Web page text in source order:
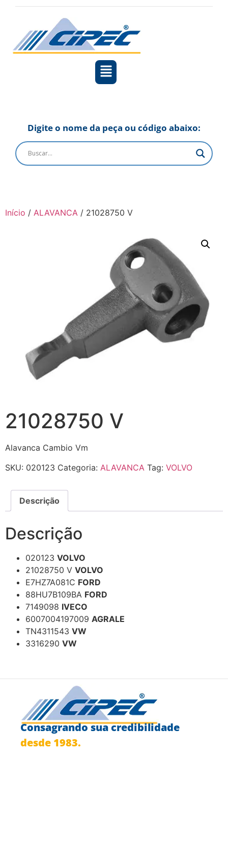
Digite o nome da peça ou código abaixo:
Início / ALAVANCA / 21028750 V
21028750 V
Alavanca Cambio Vm
SKU: 020123 Categoria: ALAVANCA Tag: VOLVO
Descrição
Descrição
020123 VOLVO
21028750 V VOLVO
E7HZ7A081C FORD
88HU7B109BA FORD
7149098 IVECO
6007004197009 AGRALE
TN4311543 VW
3316290 VW
Consagrando sua credibilidade
desde 1983.